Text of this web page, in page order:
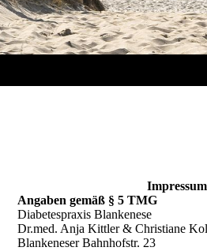
Impressum
Angaben gemäß § 5 TMG
Diabetespraxis Blankenese
Dr.med. Anja Kittler & Christiane
Blankeneser Bahnhofstr. 23